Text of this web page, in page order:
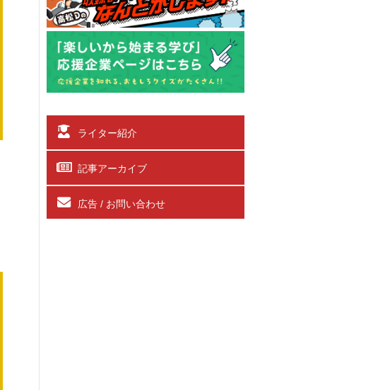
ライター紹介
記事アーカイブ
広告 / お問い合わせ